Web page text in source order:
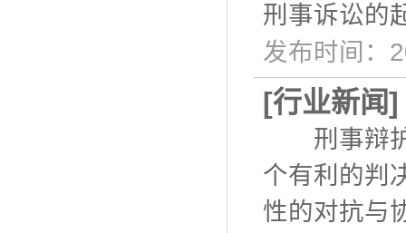
刑事诉讼的
发布时间：
[行业新闻]
刑事辩护
个有利的判
性的对抗与